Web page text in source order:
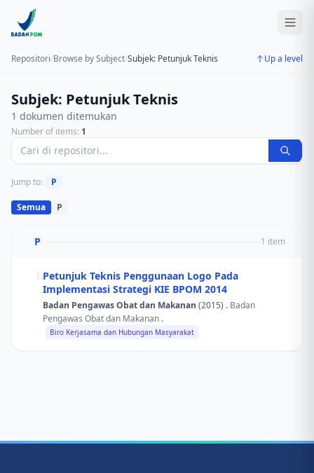
Repositori/Browse by Subject/Subjek: Petunjuk Teknis Up a level
Subjek: Petunjuk Teknis
1 dokumen ditemukan
Number of items: 1
Jump to: P
Semua P
P 1 item
1.Petunjuk Teknis Penggunaan Logo Pada
Implementasi Strategi KIE BPOM 2014
Badan Pengawas Obat dan Makanan (2015) . Badan
Pengawas Obat dan Makanan .
Biro Kerjasama dan Hubungan Masyarakat